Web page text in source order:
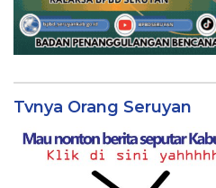
Tvnya Orang Seruyan